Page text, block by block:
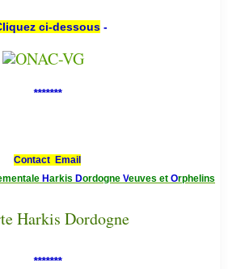
ci-dessous-
*******
Contact Email
Harkis Dordogne Veuves et Orphelins
*******